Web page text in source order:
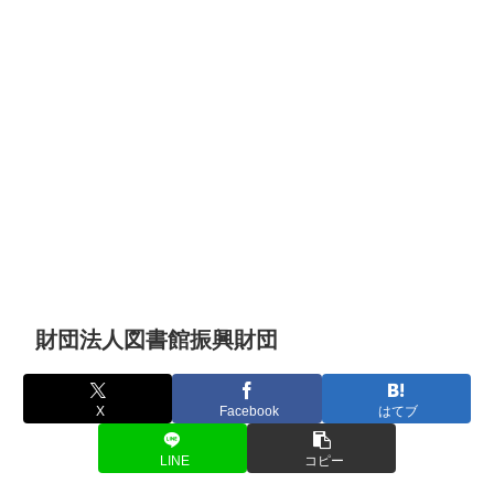
財団法人図書館振興財団
X Facebook はてブ
LINE コピー